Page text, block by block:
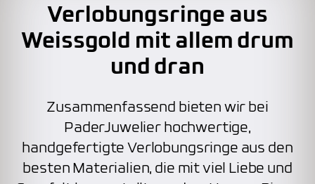
Verlobungsringe aus
Weissgold mit allem drum
und dran
Zusammenfassend bieten wir bei
PaderJuwelier hochwertige,
handgefertigte Verlobungsringe aus den
besten Materialien, die mit viel Liebe und